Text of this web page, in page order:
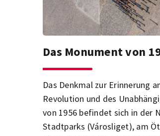
Das Monument von
Das Denkmal zur Erinnerung
Revolution und des
von 1956 befindet sich in der Nähe des
Stadtparks (Városliget), am